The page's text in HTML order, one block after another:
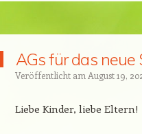
AGs für das
Veröffentlicht am August 19,
Liebe Kinder, liebe Eltern!